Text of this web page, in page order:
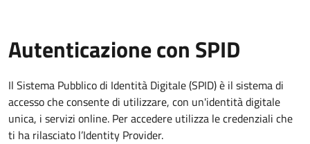
Autenticazione con SPID
Il Sistema Pubblico di Identità Digitale (SPID) è il sistema di
accesso che consente di utilizzare, con un'identità digitale
unica, i servizi online. Per accedere utilizza le credenziali che
ti ha rilasciato l’Identity Provider.